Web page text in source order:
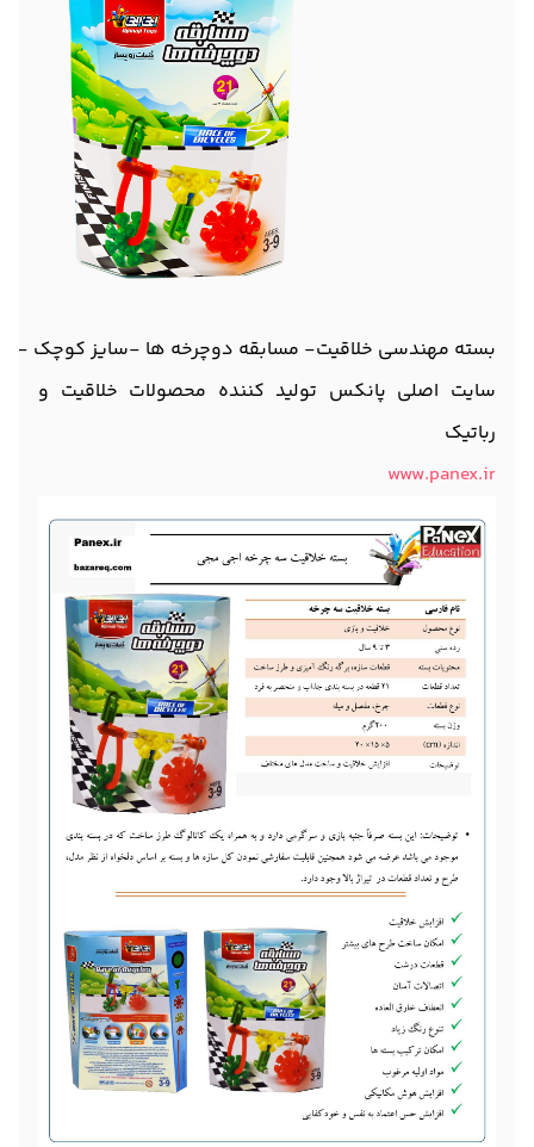
بسته مهندسی خلاقیت- مسابقه دوچرخه ها -سایز کوچک -
سایت اصلی پانکس تولید کننده محصولات خلاقیت و
رباتیک
www.panex.ir